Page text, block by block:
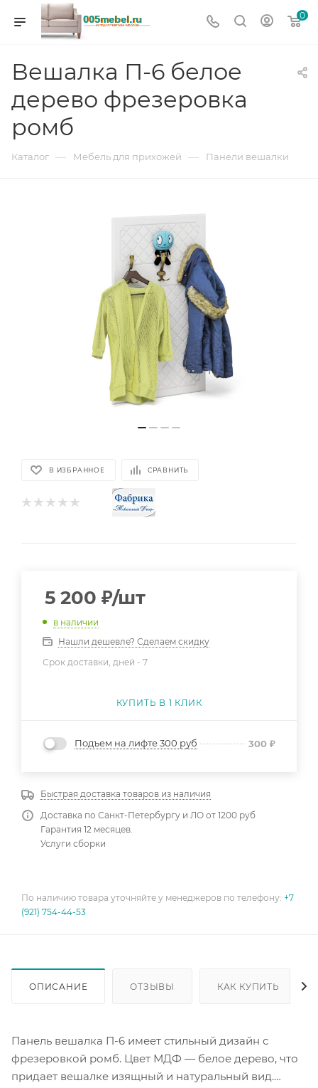
0
Вешалка П-6 белое
дерево фрезеровка
ромб
Каталог — Мебель для прихожей — Панели вешалки
В ИЗБРАННОЕ СРАВНИТЬ
5 200 ₽/шт
в наличии
Нашли дешевле? Сделаем скидку
Срок доставки, дней - 7
КУПИТЬ В 1 КЛИК
Подъем на лифте 300 руб 300 ₽
Быстрая доставка товаров из наличия
Доставка по Санкт-Петербургу и ЛО от 1200 руб
Гарантия 12 месяцев.
Услуги сборки
По наличию товара уточняйте у менеджеров по телефону: +7
(921) 754-44-53
ОПИСАНИЕ ОТЗЫВЫ КАК КУПИТЬ
Панель вешалка П-6 имеет стильный дизайн с
фрезеровкой ромб. Цвет МДФ — белое дерево, что
придает вешалке изящный и натуральный вид.